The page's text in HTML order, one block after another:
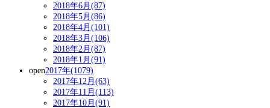
2018年6月(87)
2018年5月(86)
2018年4月(101)
2018年3月(106)
2018年2月(87)
2018年1月(91)
open2017年(1079)
2017年12月(63)
2017年11月(113)
2017年10月(91)